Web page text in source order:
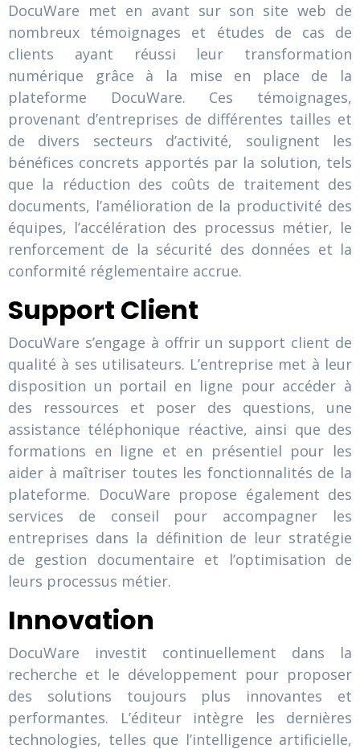
DocuWare met en avant sur son site web de
nombreux témoignages et études de cas de
clients ayant réussi leur transformation
numérique grâce à la mise en place de la
plateforme DocuWare. Ces témoignages,
provenant d’entreprises de différentes tailles et
de divers secteurs d’activité, soulignent les
bénéfices concrets apportés par la solution, tels
que la réduction des coûts de traitement des
documents, l’amélioration de la productivité des
équipes, l’accélération des processus métier, le
renforcement de la sécurité des données et la
conformité réglementaire accrue.
Support Client
DocuWare s’engage à offrir un support client de
qualité à ses utilisateurs. L’entreprise met à leur
disposition un portail en ligne pour accéder à
des ressources et poser des questions, une
assistance téléphonique réactive, ainsi que des
formations en ligne et en présentiel pour les
aider à maîtriser toutes les fonctionnalités de la
plateforme. DocuWare propose également des
services de conseil pour accompagner les
entreprises dans la définition de leur stratégie
de gestion documentaire et l’optimisation de
leurs processus métier.
Innovation
DocuWare investit continuellement dans la
recherche et le développement pour proposer
des solutions toujours plus innovantes et
performantes. L’éditeur intègre les dernières
technologies, telles que l’intelligence artificielle,